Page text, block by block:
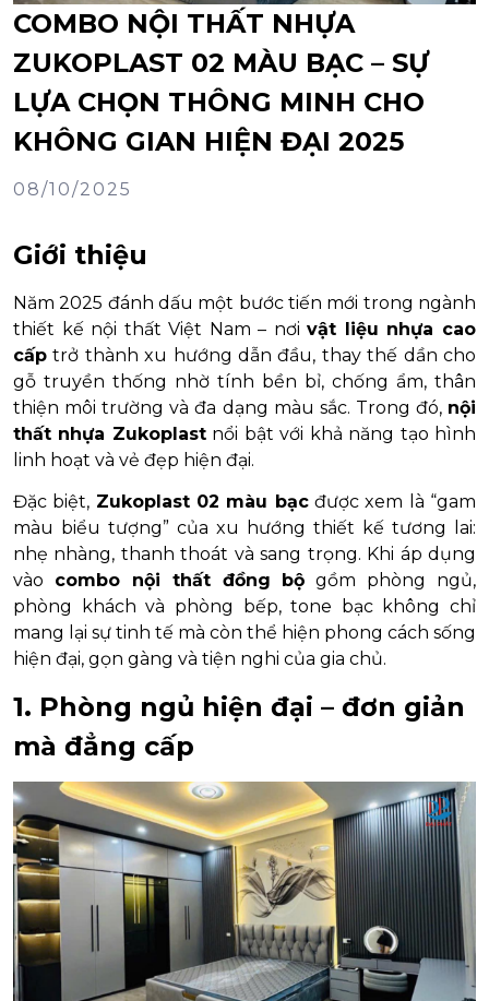
COMBO NỘI THẤT NHỰA
ZUKOPLAST 02 MÀU BẠC – SỰ
LỰA CHỌN THÔNG MINH CHO
KHÔNG GIAN HIỆN ĐẠI 2025
08/10/2025
Giới thiệu
Năm 2025 đánh dấu một bước tiến mới trong ngành
thiết kế nội thất Việt Nam – nơivật liệu nhựa cao
cấp trở thành xu hướng dẫn đầu, thay thế dần cho
gỗ truyền thống nhờ tính bền bỉ, chống ẩm, thân
thiện môi trường và đa dạng màu sắc. Trong đó, nội
thất nhựa Zukoplastnổi bật với khả năng tạo hình
linh hoạt và vẻ đẹp hiện đại.
Đặc biệt, Zukoplast 02 màu bạcđược xem là “gam
màu biểu tượng” của xu hướng thiết kế tương lai:
nhẹ nhàng, thanh thoát và sang trọng. Khi áp dụng
vào combo nội thất đồng bộ gồm phòng ngủ,
phòng khách và phòng bếp, tone bạc không chỉ
mang lại sự tinh tế mà còn thể hiện phong cách sống
hiện đại, gọn gàng và tiện nghi của gia chủ.
1. Phòng ngủ hiện đại – đơn giản
mà đẳng cấp